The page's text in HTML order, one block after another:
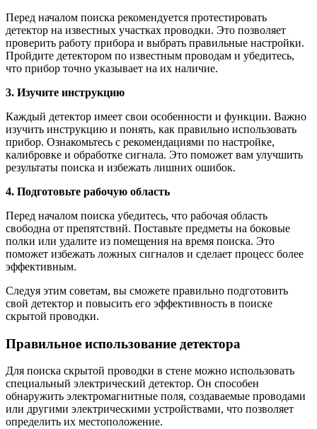
Перед началом поиска рекомендуется протестировать
детектор на известных участках проводки. Это позволяет
проверить работу прибора и выбрать правильные настройки.
Пройдите детектором по известным проводам и убедитесь,
что прибор точно указывает на их наличие.
3. Изучите инструкцию
Каждый детектор имеет свои особенности и функции. Важно
изучить инструкцию и понять, как правильно использовать
прибор. Ознакомьтесь с рекомендациями по настройке,
калибровке и обработке сигнала. Это поможет вам улучшить
результаты поиска и избежать лишних ошибок.
4. Подготовьте рабочую область
Перед началом поиска убедитесь, что рабочая область
свободна от препятствий. Поставьте предметы на боковые
полки или удалите из помещения на время поиска. Это
поможет избежать ложных сигналов и сделает процесс более
эффективным.
Следуя этим советам, вы сможете правильно подготовить
свой детектор и повысить его эффективность в поиске
скрытой проводки.
Правильное использование детектора
Для поиска скрытой проводки в стене можно использовать
специальный электрический детектор. Он способен
обнаружить электромагнитные поля, создаваемые проводами
или другими электрическими устройствами, что позволяет
определить их местоположение.